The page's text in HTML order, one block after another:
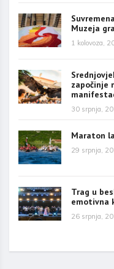
Muzeja
1 kolovoza,
započinje
30 srpnja,
Maraton
29 srpnja,
Trag u
emotivna
26 srpnja,